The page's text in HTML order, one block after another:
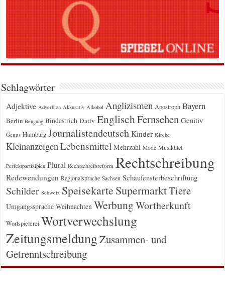
Schlagwörter
Adjektive Adverbien Akkusativ Alkohol Anglizismen Apostroph Bayern
Berlin Beugung Bindestrich Dativ EnglischFernsehen Genitiv
Genus Hamburg Journalistendeutsch Kinder Kirche
Kleinanzeigen Lebensmittel Mehrzahl Mode Musiktitel
Perfektpartizipien Plural Rechtschreibreform Rechtschreibung
Redewendungen Regionalsprache Sachsen Schaufensterbeschriftung
Schilder Schweiz Speisekarte SupermarktTiere
Umgangssprache Weihnachten WerbungWortherkunft
Wortspielerei Wortverwechslung
ZeitungsmeldungZusammen- und
Getrenntschreibung